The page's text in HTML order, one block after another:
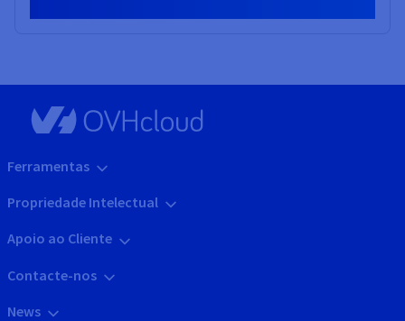
Ferramentas
Propriedade Intelectual
Apoio ao Cliente
Contacte-nos
News